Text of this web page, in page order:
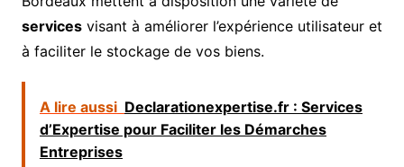
servicesvisant à améliorer l’expérience utilisateur et
à faciliter le stockage de vos biens.
A lire aussi Declarationexpertise.fr : Services
d’Expertise pour Faciliter les Démarches
Entreprises